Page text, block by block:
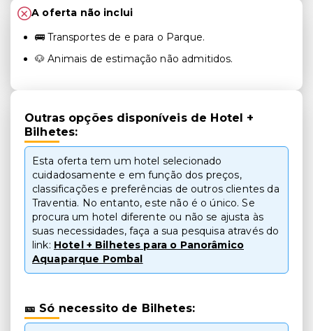
A oferta não inclui
🚌 Transportes de e para o Parque.
🐶 Animais de estimação não admitidos.
Outras opções disponíveis de Hotel +
Bilhetes:
Esta oferta tem um hotel selecionado
cuidadosamente e em função dos preços,
classificações e preferências de outros clientes da
Traventia. No entanto, este não é o único. Se
procura um hotel diferente ou não se ajusta às
suas necessidades, faça a sua pesquisa através do
link: Hotel + Bilhetes para o Panorâmico
Aquaparque Pombal
🎫 Só necessito de Bilhetes: